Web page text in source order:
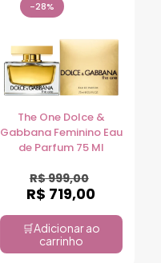
-28%
The One Dolce &
Gabbana Feminino Eau
de Parfum 75 Ml
R$999,00
R$ 719,00
Adicionar ao
carrinho